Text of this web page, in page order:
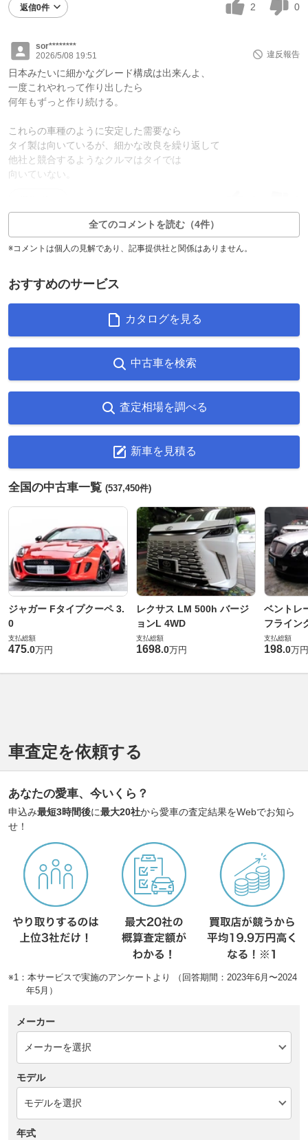
返信0件 2 0
sor********
2026/5/08 19:51
違反報告
日本みたいに細かなグレード構成は出来んよ、
一度これやれって作り出したら
何年もずっと作り続ける。
これらの車種のように安定した需要なら
タイ製は向いているが、細かな改良を繰り返して
他社と競合するようなクルマはタイでは
向いていない。
全てのコメントを読む（4件）
※コメントは個人の見解であり、記事提供社と関係はありません。
おすすめのサービス
カタログを見る
中古車を検索
査定相場を調べる
新車を見積る
全国の中古車一覧 (537,450件)
ジャガー Fタイプクーペ 3.
0
支払総額
475.0万円
レクサス LM 500h バージ
ョンL 4WD
支払総額
1698.0万円
ベントレ
フライン
支払総額
198.0万円
車査定を依頼する
あなたの愛車、今いくら？
申込み最短3時間後に最大20社から愛車の査定結果をWebでお知ら
せ！
※1：本サービスで実施のアンケートより （回答期間：2023年6月〜2024
年5月）
メーカー
モデル
年式